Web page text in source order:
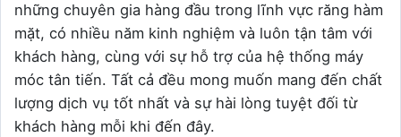
những chuyên gia hàng đầu trong lĩnh vực răng hàm
mặt, có nhiều năm kinh nghiệm và luôn tận tâm với
khách hàng, cùng với sự hỗ trợ của hệ thống máy
móc tân tiến. Tất cả đều mong muốn mang đến chất
lượng dịch vụ tốt nhất và sự hài lòng tuyệt đối từ
khách hàng mỗi khi đến đây.